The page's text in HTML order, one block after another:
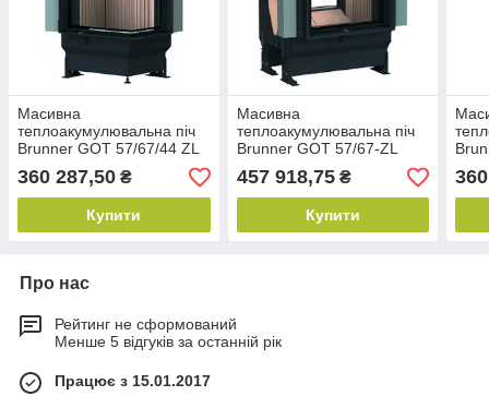
Масивна
теплоакумулювальна піч
Brunner GOT 57/67/44 ZL
right lifting door + GOF 50 x
35 cm
360 287,50 ₴
Купити
Масивна
теплоакумулювальна піч
Brunner GOT 57/67-ZL
lifting/side-opening door +
GOF Tunnel 66 x 36 cm
457 918,75₴
Купити
left
35
Про нас
Рейтинг не сформований
Менше 5 відгуків за останній рік
Працює з 15.01.2017